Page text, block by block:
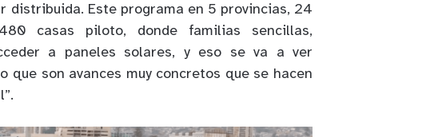
distribuida. Este programa en 5 provincias, 24
casas piloto, donde familias sencillas,
a paneles solares, y eso se va a ver
que son avances muy concretos que se hacen